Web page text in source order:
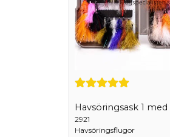
2921
Havsöringsflugor